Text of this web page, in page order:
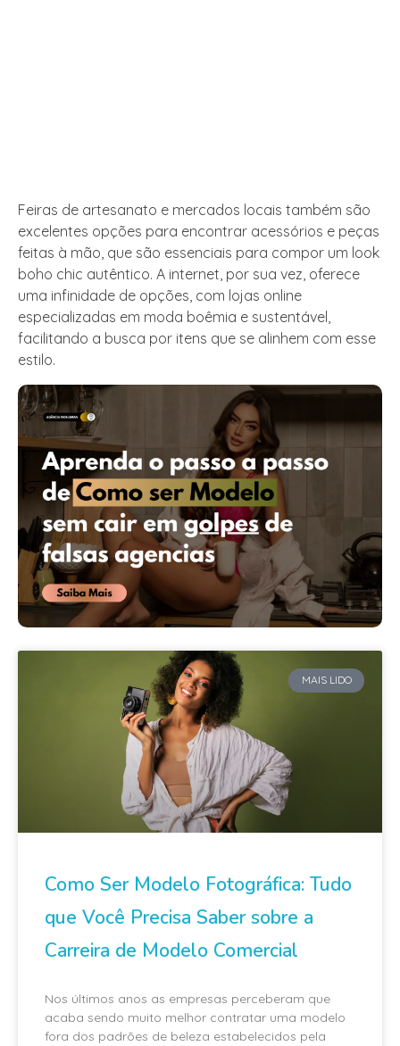
Feiras de artesanato e mercados locais também são
excelentes opções para encontrar acessórios e peças
feitas à mão, que são essenciais para compor um look
boho chic autêntico. A internet, por sua vez, oferece
uma infinidade de opções, com lojas online
especializadas em moda boêmia e sustentável,
facilitando a busca por itens que se alinhem com esse
estilo.
MAIS LIDO
Como Ser Modelo Fotográfica: Tudo
que Você Precisa Saber sobre a
Carreira de Modelo Comercial
Nos últimos anos as empresas perceberam que
acaba sendo muito melhor contratar uma modelo
fora dos padrões de beleza estabelecidos pela